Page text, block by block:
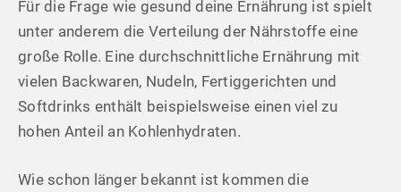
Für die Frage wie gesund deine Ernährung ist spielt
unter anderem die Verteilung der Nährstoffe eine
große Rolle. Eine durchschnittliche Ernährung mit
vielen Backwaren, Nudeln, Fertiggerichten und
Softdrinks enthält beispielsweise einen viel zu
hohen Anteil an Kohlenhydraten.
Wie schon länger bekannt ist kommen die